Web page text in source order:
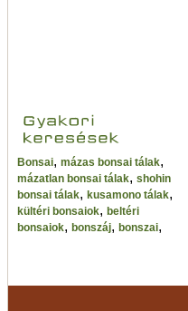
Bonsai, mázas bonsai tálak,
mázatlan bonsai tálak, shohin
bonsai tálak, kusamono tálak,
kültéri bonsaiok, beltéri
bonsaiok, bonszáj, bonszai,